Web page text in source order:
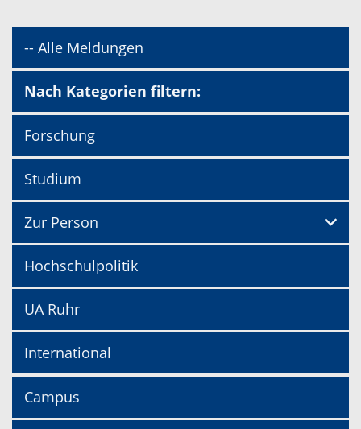
-- Alle Meldungen
Nach Kategorien filtern:
Forschung
Studium
Zur Person
Hochschulpolitik
UA Ruhr
International
Campus